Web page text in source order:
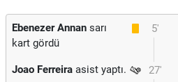
5'
Ebenezer Annan sarı
kart gördü
27'
Joao Ferreira asist yaptı.